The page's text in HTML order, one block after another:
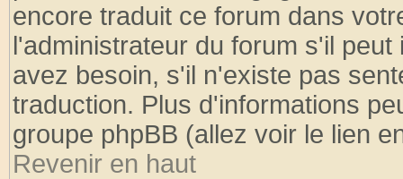
encore traduit ce forum dans
l'administrateur du forum s'il
avez besoin, s'il n'existe pas
traduction. Plus d'informations
groupe phpBB (allez voir le lien
Revenir en haut